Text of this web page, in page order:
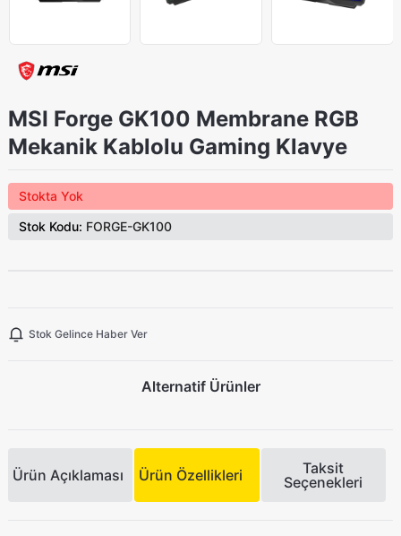
MSI Forge GK100 Membrane RGB
Mekanik Kablolu Gaming Klavye
Stokta Yok
Stok Kodu: FORGE-GK100
Stok Gelince Haber Ver
Alternatif Ürünler
Ürün Açıklaması Ürün Özellikleri
Taksit
Seçenekleri